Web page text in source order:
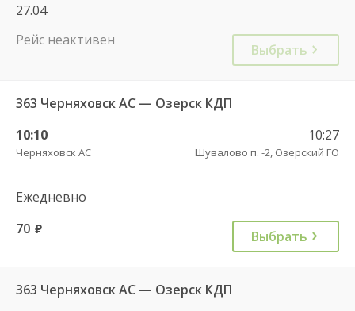
27.04
Рейс неактивен
Выбрать
363 Черняховск АС — Озерск КДП
10:10
Черняховск АС
10:27
Шувалово п. -2, Озерский ГО
Ежедневно
70 руб. Выбрать
363 Черняховск АС — Озерск КДП